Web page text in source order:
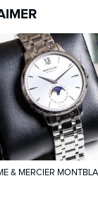
& MERCIER